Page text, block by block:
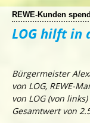
REWE-Kunden
LOG hilft in
Bürgermeister
von LOG, REWE-
von LOG (von
Gesamtwert von